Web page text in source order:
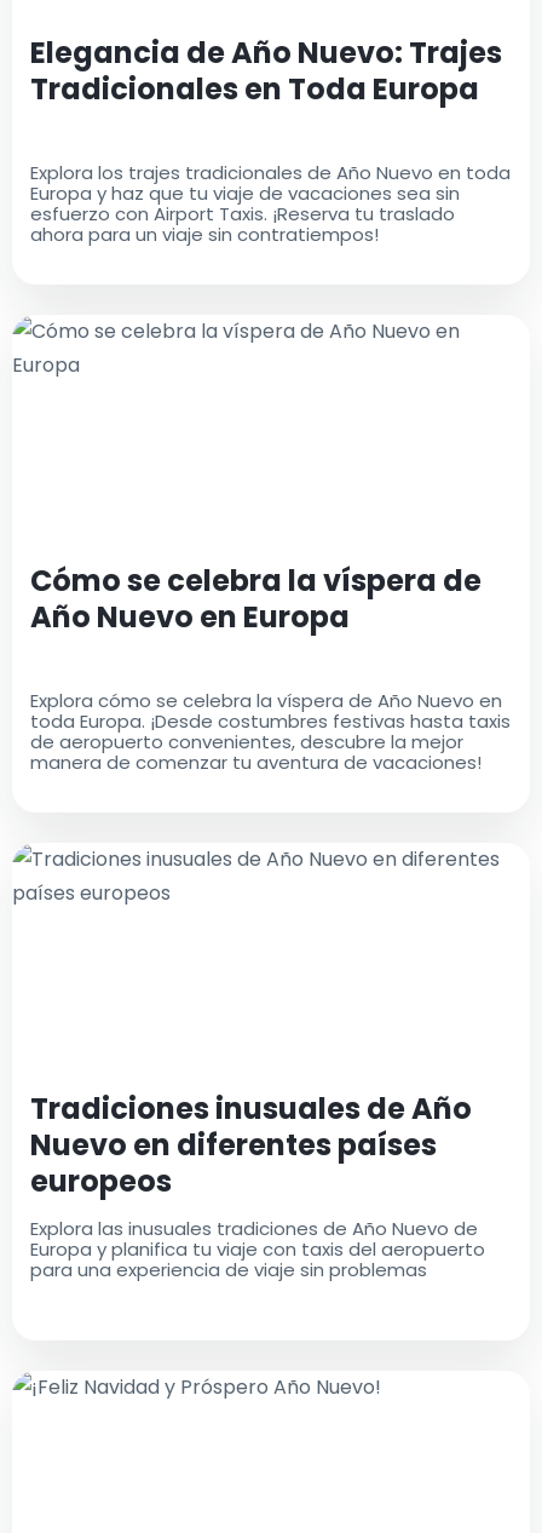
Elegancia de Año Nuevo: Trajes
Tradicionales en Toda Europa
Explora los trajes tradicionales de Año Nuevo en toda
Europa y haz que tu viaje de vacaciones sea sin
esfuerzo con Airport Taxis. ¡Reserva tu traslado
ahora para un viaje sin contratiempos!
Cómo se celebra la víspera de
Año Nuevo en Europa
Explora cómo se celebra la víspera de Año Nuevo en
toda Europa. ¡Desde costumbres festivas hasta taxis
de aeropuerto convenientes, descubre la mejor
manera de comenzar tu aventura de vacaciones!
Tradiciones inusuales de Año
Nuevo en diferentes países
europeos
Explora las inusuales tradiciones de Año Nuevo de
Europa y planifica tu viaje con taxis del aeropuerto
para una experiencia de viaje sin problemas